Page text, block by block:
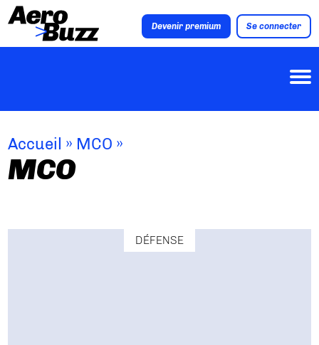
Devenir premium Se connecter
Accueil » MCO »
MCO
DÉFENSE